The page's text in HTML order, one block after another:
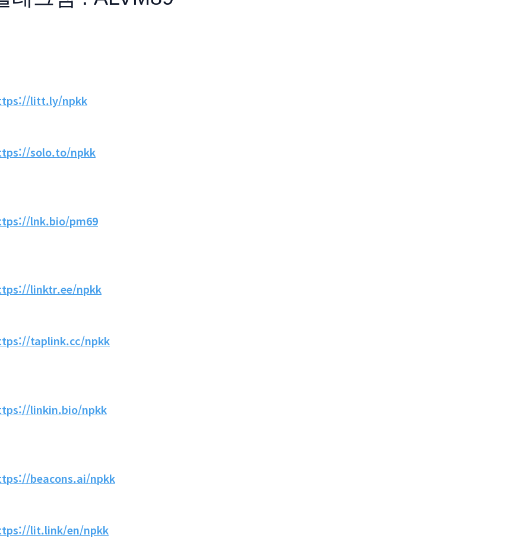
litt.ly/npkk
solo.to/npkk
lnk.bio/pm69
linktr.ee/npkk
taplink.cc/npkk
linkin.bio/npkk
beacons.ai/npkk
lit.link/en/npkk